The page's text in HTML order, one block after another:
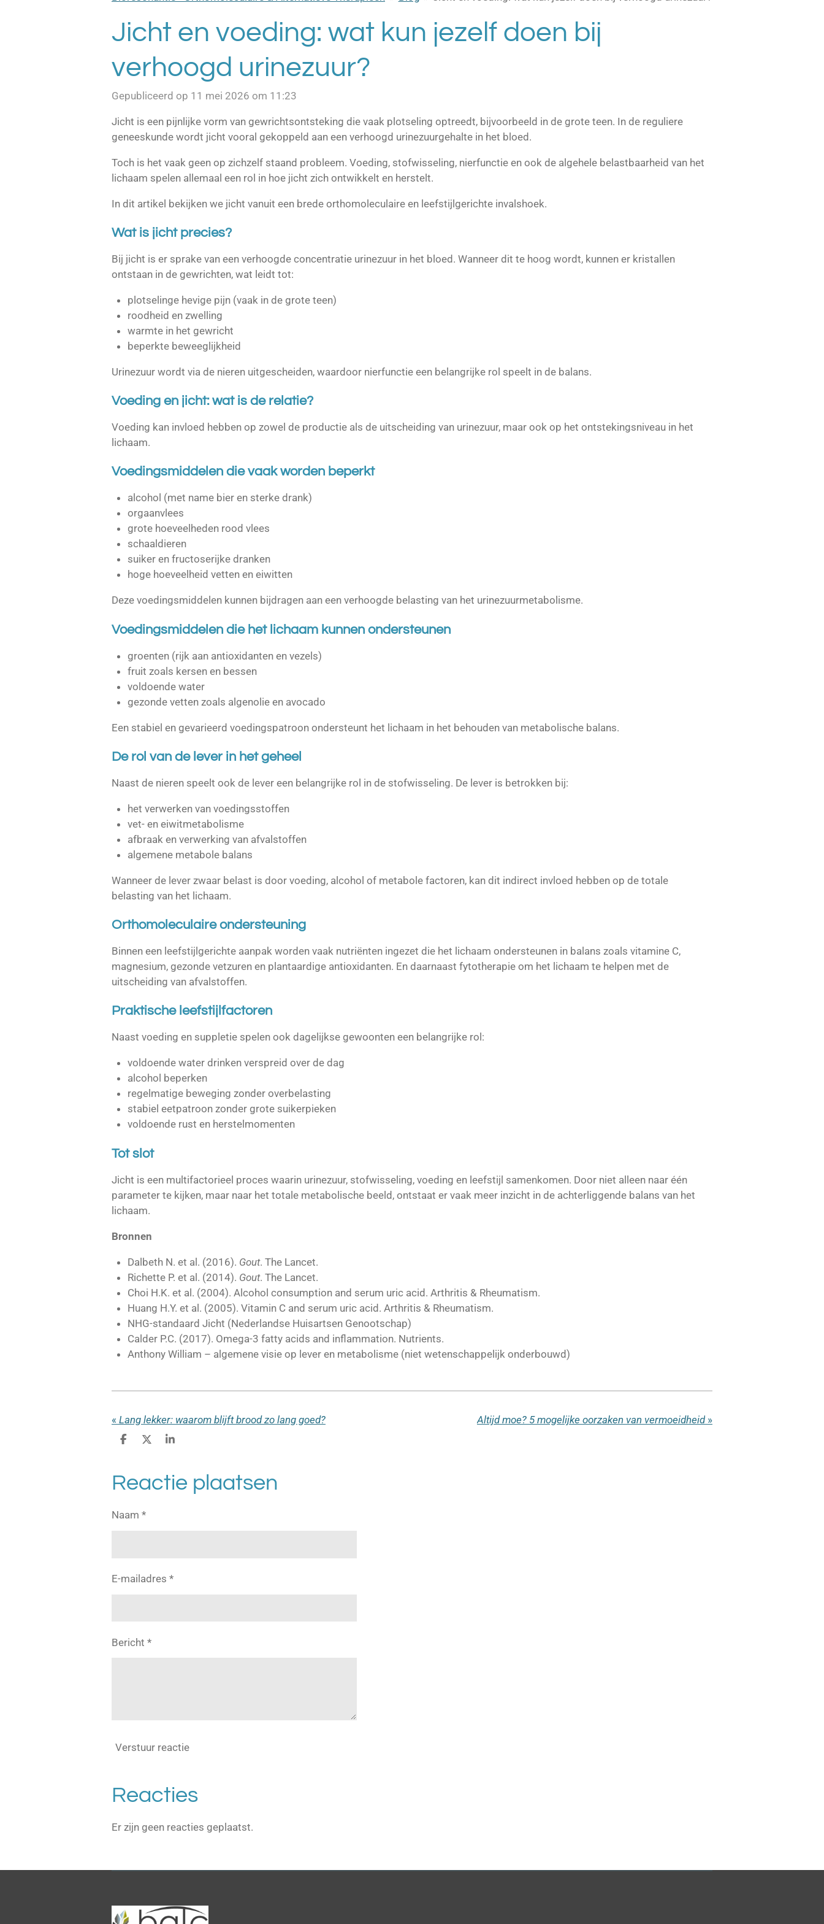
Jicht en voeding: wat kun jezelf doen bij
verhoogd urinezuur?
Gepubliceerd op 11 mei 2026 om 11:23
Jicht is een pijnlijke vorm van gewrichtsontsteking die vaak plotseling optreedt, bijvoorbeeld in de grote teen. In de reguliere
geneeskunde wordt jicht vooral gekoppeld aan een verhoogd urinezuurgehalte in het bloed.
Toch is het vaak geen op zichzelf staand probleem. Voeding, stofwisseling, nierfunctie en ook de algehele belastbaarheid van het
lichaam spelen allemaal een rol in hoe jicht zich ontwikkelt en herstelt.
In dit artikel bekijken we jicht vanuit een brede orthomoleculaire en leefstijlgerichte invalshoek.
Wat is jicht precies?
Bij jicht is er sprake van een verhoogde concentratie urinezuur in het bloed. Wanneer dit te hoog wordt, kunnen er kristallen
ontstaan in de gewrichten, wat leidt tot:
plotselinge hevige pijn (vaak in de grote teen)
roodheid en zwelling
warmte in het gewricht
beperkte beweeglijkheid
Urinezuur wordt via de nieren uitgescheiden, waardoor nierfunctie een belangrijke rol speelt in de balans.
Voeding en jicht: wat is de relatie?
Voeding kan invloed hebben op zowel de productie als de uitscheiding van urinezuur, maar ook op het ontstekingsniveau in het
lichaam.
Voedingsmiddelen die vaak worden beperkt
alcohol (met name bier en sterke drank)
orgaanvlees
grote hoeveelheden rood vlees
schaaldieren
suiker en fructoserijke dranken
hoge hoeveelheid vetten en eiwitten
Deze voedingsmiddelen kunnen bijdragen aan een verhoogde belasting van het urinezuurmetabolisme.
Voedingsmiddelen die het lichaam kunnen ondersteunen
groenten (rijk aan antioxidanten en vezels)
fruit zoals kersen en bessen
voldoende water
gezonde vetten zoals algenolie en avocado
Een stabiel en gevarieerd voedingspatroon ondersteunt het lichaam in het behouden van metabolische balans.
De rol van de lever in het geheel
Naast de nieren speelt ook de lever een belangrijke rol in de stofwisseling. De lever is betrokken bij:
het verwerken van voedingsstoffen
vet- en eiwitmetabolisme
afbraak en verwerking van afvalstoffen
algemene metabole balans
Wanneer de lever zwaar belast is door voeding, alcohol of metabole factoren, kan dit indirect invloed hebben op de totale
belasting van het lichaam.
Orthomoleculaire ondersteuning
Binnen een leefstijlgerichte aanpak worden vaak nutriënten ingezet die het lichaam ondersteunen in balans zoals vitamine C,
magnesium, gezonde vetzuren en plantaardige antioxidanten. En daarnaast fytotherapie om het lichaam te helpen met de
uitscheiding van afvalstoffen.
Praktische leefstijlfactoren
Naast voeding en suppletie spelen ook dagelijkse gewoonten een belangrijke rol:
voldoende water drinken verspreid over de dag
alcohol beperken
regelmatige beweging zonder overbelasting
stabiel eetpatroon zonder grote suikerpieken
voldoende rust en herstelmomenten
Tot slot
Jicht is een multifactorieel proces waarin urinezuur, stofwisseling, voeding en leefstijl samenkomen. Door niet alleen naar één
parameter te kijken, maar naar het totale metabolische beeld, ontstaat er vaak meer inzicht in de achterliggende balans van het
lichaam.
Bronnen
Dalbeth N. et al. (2016). Gout. The Lancet.
Richette P. et al. (2014). Gout. The Lancet.
Choi H.K. et al. (2004). Alcohol consumption and serum uric acid. Arthritis & Rheumatism.
Huang H.Y. et al. (2005). Vitamin C and serum uric acid. Arthritis & Rheumatism.
NHG-standaard Jicht (Nederlandse Huisartsen Genootschap)
Calder P.C. (2017). Omega-3 fatty acids and inflammation. Nutrients.
Anthony William – algemene visie op lever en metabolisme (niet wetenschappelijk onderbouwd)
« Lang lekker: waarom blijft brood zo lang goed? Altijd moe? 5 mogelijke oorzaken van vermoeidheid »
D
e
n
D
S
r
Reactie plaatsen
Naam *
E-mailadres *
Bericht *
Verstuur reactie
Reacties
Er zijn geen reacties geplaatst.